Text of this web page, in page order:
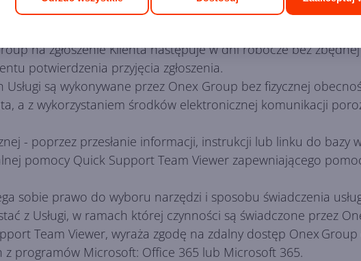
przyjęciem zgłoszenia od Klienta a podjęciem przez Onex
na zadane pytanie lub rozwiązanie problemu zgłoszonego
na zgłoszenie Klienta następuje w dni robocze bez
potwierdzenia przyjęcia zgłoszenia.
Usługi są wykonywane przez Onex Group bez fizycznej
a z wykorzystaniem środków elektronicznej komunikacji
- poprzez przesłanie informacji, instrukcji lub linku do bazy
pomocy Quick Support Team Viewer zapewniającego
sobie prawo do wyboru narzędzi i sposobu świadczenia
z Usługi, w ramach której czynności są świadczone przez
Team Viewer, wyraża zgodę na zdalny dostęp Onex
z programów Microsoft: Office 365 lub Microsoft 365.